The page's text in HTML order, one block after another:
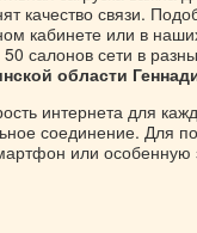
качество связи.
кабинете или в
салонов сети в
области
интернета для
соединение. Для
или особенную